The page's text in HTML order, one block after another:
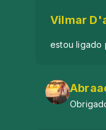
Vilmar
estou ligado